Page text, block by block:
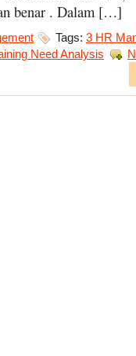
benar . Dalam […]
Tags: 3 HR
Need Analysis